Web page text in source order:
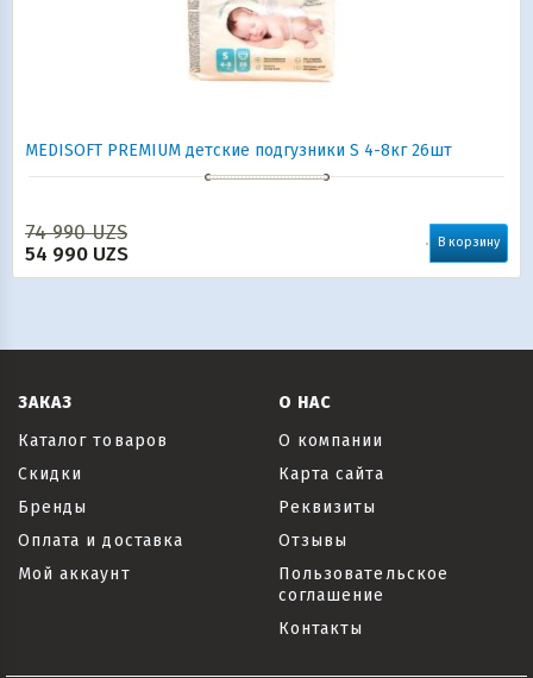
MEDISOFT PREMIUM детские подгузники S 4-8кг 26шт
74 990UZS
54 990 UZS В корзину
ЗАКАЗ
Каталог товаров
Скидки
Бренды
Оплата и доставка
Мой аккаунт
О НАС
О компании
Карта сайта
Реквизиты
Отзывы
Пользовательское
соглашение
Контакты